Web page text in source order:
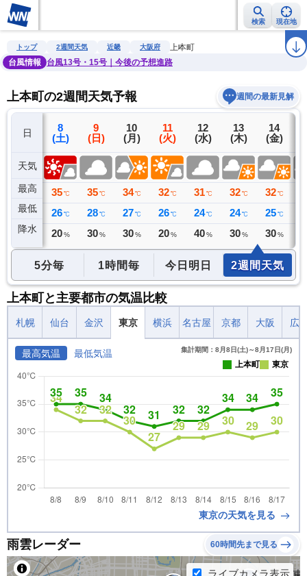
検索 現在地
雨雲レーダー 台風情報 地震情報 警報・注意報 ラ
トップ 2週間天気 近畿 大阪府
上本町
台風情報
台風13号・15号｜今後の予想進路
上本町の2週間天気予報 週間の最新見解
日
天気
最高
最低
降水
7
(金)
36 ℃
28 ℃
0 ミリ
8
(土)
35 ℃
26 ℃
20 %
9
(日)
35 ℃
28 ℃
30 %
10
(月)
34 ℃
27 ℃
30 %
11
(火)
32 ℃
26 ℃
20 %
12
(水)
31 ℃
24 ℃
40 %
13
(木)
32 ℃
24 ℃
30 %
14
(金)
32 ℃
25 ℃
30 %
5分毎 1時間毎 今日明日 2週間天気
上本町と主要都市の気温比較
札幌 仙台 金沢 東京 横浜 名古屋 京都 大阪 広
最高気温 最低気温 集計期間：8月8日(土)～8月17日(月)
上本町 東京
東京の天気を見る
雨雲レーダー 60時間先まで見る